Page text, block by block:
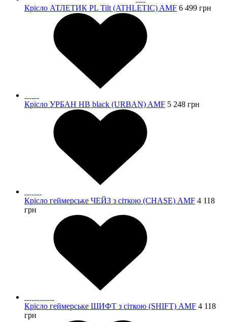
Крісло АТЛЕТИК PL Tilt (ATHLETIC) AMF 6 499 грн
Крісло УРБАН HB black (URBAN) AMF 5 248 грн
Крісло геймерське ЧЕЙЗ з сіткою (CHASE) AMF 4 118
грн
Крісло геймерське ШИФТ з сіткою (SHIFT) AMF 4 118
грн